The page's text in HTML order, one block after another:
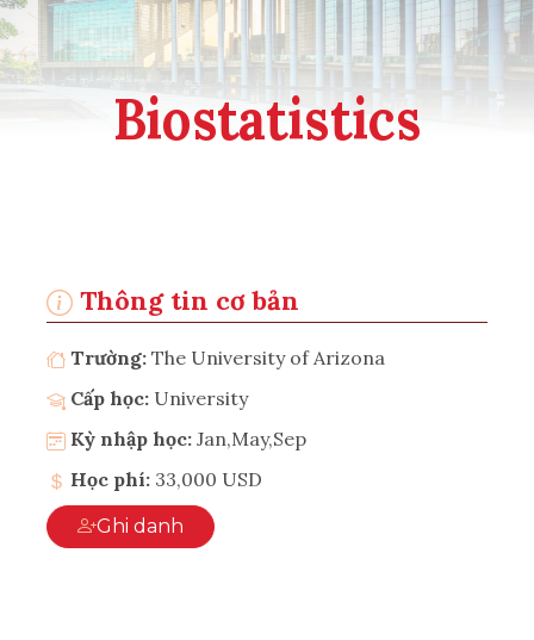
Biostatistics
Thông tin cơ bản
Trường: The University of Arizona
Cấp học: University
Kỳ nhập học: Jan,May,Sep
Học phí: 33,000 USD
Ghi danh